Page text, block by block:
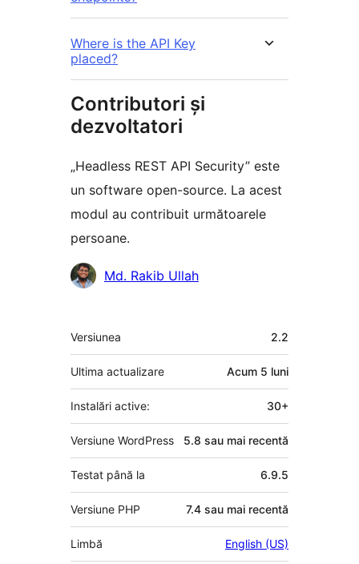
Where is the API Key
placed?
Contributori și
dezvoltatori
„Headless REST API Security” este
un software open-source. La acest
modul au contribuit următoarele
persoane.
Contributori
Md. Rakib Ullah
Meta
Versiunea 2.2
Ultima actualizare Acum 5 luni
Instalări active: 30+
Versiune WordPress 5.8 sau mai recentă
Testat până la 6.9.5
Versiune PHP 7.4 sau mai recentă
Limbă English (US)